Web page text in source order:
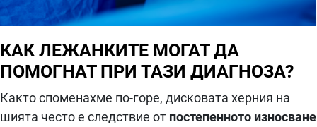
КАК ЛЕЖАНКИТЕ МОГАТ ДА
ПОМОГНАТ ПРИ ТАЗИ ДИАГНОЗА?
Както споменахме по-горе, дисковата херния на
шията често е следствие от постепенното износване